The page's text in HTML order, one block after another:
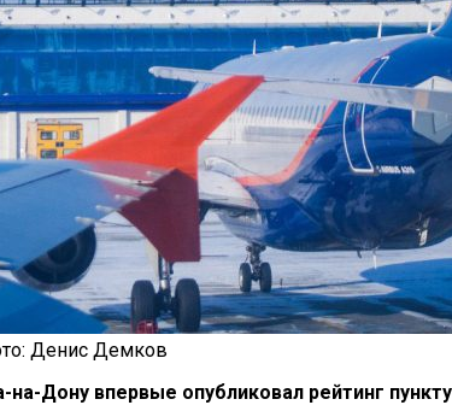
Денис Демков
на-Дону впервые опубликовал рейтинг